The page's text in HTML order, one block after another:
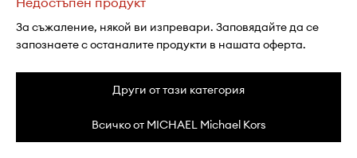
За съжаление, някой ви изпревари. Заповядайте да се
запознаете с останалите продукти в нашата оферта.
Други от тази категория
Всичко от MICHAEL Michael Kors